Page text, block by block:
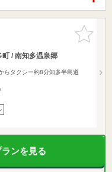
お気に入
りに追加
/ 南知多温泉郷
らタクシー約8分知多半島道
ンを見る